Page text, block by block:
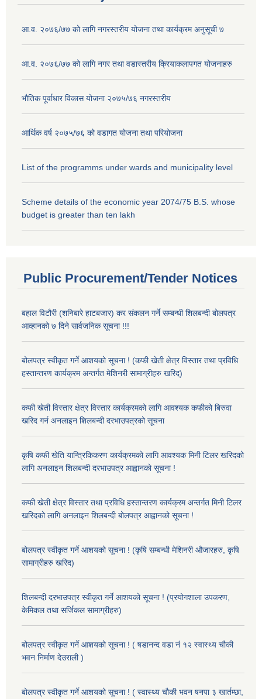
आ.व. २०७६/७७ को लागि नगरस्तरीय योजना तथा कार्यक्रम अनुसूची ७
आ.व. २०७६/७७ को लागि नगर तथा वडास्तरीय क्रियाकलापगत योजनाहरु
भौतिक पूर्वाधार विकास योजना २०७५/७६ नगरस्तरीय
आर्थिक वर्ष २०७५/७६ को वडागत योजना तथा परियोजना
List of the programms under wards and municipality level
Scheme details of the economic year 2074/75 B.S. whose
budget is greater than ten lakh
Public Procurement/Tender Notices
बहाल विटौरी (शनिबारे हाटबजार) कर संकलन गर्ने सम्बन्धी शिलबन्दी बोलपत्र
आव्हानको ७ दिने सार्वजनिक सूचना !!!
बोलपत्र स्वीकृत गर्ने आशयको सूचना ! (कफी खेती क्षेत्र विस्तार तथा प्रविधि
हस्तान्तरण कार्यक्रम अन्तर्गत मेशिनरी सामाग्रीहरु खरिद)
कफी खेती विस्तार क्षेत्र विस्तार कार्यक्रमको लागि आवश्यक कफीको बिरुवा
खरिद गर्न अनलाइन शिलबन्दी दरभाउपत्रको सूचना
कृषि कफी खेति यान्त्रिकिकरण कार्यक्रमको लागि आवश्यक मिनी टिलर खरिदको
लागि अनलाइन शिलबन्दी दरभाउपत्र आह्वानको सूचना !
कफी खेती क्षेत्र विस्तार तथा प्रविधि हस्तान्तरण कार्यक्रम अन्तर्गत मिनी टिलर
खरिदको लागि अनलाइन शिलबन्दी बोलपत्र आह्वानको सूचना !
बोलपत्र स्वीकृत गर्ने आशयको सूचना ! (कृषि सम्बन्धी मेशिनरी औजारहरु, कृषि
सामाग्रीहरु खरिद)
शिलबन्दी दरभाउपत्र स्वीकृत गर्ने आशयको सूचना ! (प्रयोगशाला उपकरण,
केमिकल तथा सर्जिकल सामाग्रीहरु)
बोलपत्र स्वीकृत गर्ने आशयको सूचना ! ( षडानन्द वडा नं १२ स्वास्थ्य चौकी
भवन निर्माण देउराली )
बोलपत्र स्वीकृत गर्ने आशयको सूचना ! ( स्वास्थ्य चौकी भवन षनपा ३ खार्तम्छा,